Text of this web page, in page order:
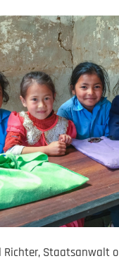
Richter, Staatsanwalt